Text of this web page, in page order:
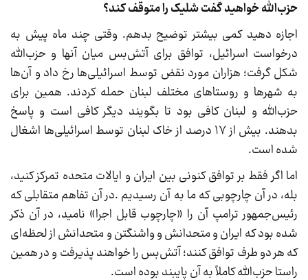
حزب‌الله خواهید گفت شلیک را متوقف کند؟
اجازه دهید کمی بیشتر توضیح بدهم. وقتی چند ماه پیش به
درخواست اسرائیل، توافق برای آتش‌بس میان آنها و حزب‌الله
شکل گرفت؛ هزاران مورد نقض توسط اسرائیلی‌ها رخ داد و آن‌ها
به شهرها و روستاهای مختلف لبنان حمله کردند. همین برای
حزب‌الله و لبنان کافی بود تا بگویند دیگر کافی است و پاسخ
بدهند. بیش از ۱۷ درصد از خاک لبنان توسط اسرائیلی‌ها اشغال
شده است.
اما اگر فقط بر توافق کنونی بین ایران و ایالات متحده تمرکز کنید،
بله، در آن چارچوبی که ما به آن رسیدیم .در آن تفاهم متقابلی که
رئیس‌جمهور ترامپ آن را «چارچوب قابل اجرا» نامید، در آن ذکر
شده بود که ایران و متحدانش و واشنگتن و متحدانش از لحظه‌ای
که هر دو طرف توافق کنند؛ آتش‌بس را خواهند پذیرفت و در همین
راستا حزب‌الله کاملاً به آن پایبند بوده است.